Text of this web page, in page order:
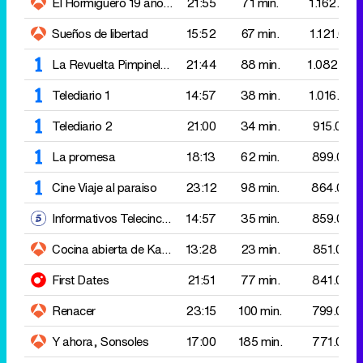
Telediario 2
21:00 34 min.
915.000
La promesa
18:13 62 min.
899.000
CineViaje al paraiso 23:12 98 min.
864.000
Informativos Telecinco 15:00
14:57 35 min.
859.000
Cocina abierta de Karlos Arguiñano
Casarecce con pesto,
13:28 23 min.
851.000
First Dates
21:51 77 min.
841.000
Renacer
23:15 100 min.
799.000
Y ahora, Sonsoles
17:00 185 min.
771.000
Valle Salvaje
17:24 49 min.
753.000
Malas lenguas
15:56 88 min.
746.000
Mañaneros 360
14:20 36 min.
743.000
Vive san fermin 25
07:15 74 min. 733.000